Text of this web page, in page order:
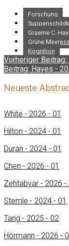
Forschung
Graeme C.
Grüne
Kognition
Vorheriger
Beitrag: Hayes -
Neueste
White - 2026 - 01
Hilton - 2024 - 01
Duran - 2024 - 01
Chen - 2026 - 01
Zehtabvar - 2026 -
Stemle - 2024 - 01
Tang - 2025 - 02
Hörmann - 2026 -